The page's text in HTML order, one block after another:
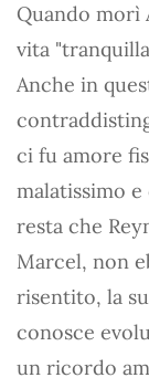
Quando morì
vita
Anche in
ci fu amore
malatissimo
resta che
Marcel, non
risentito, la
conosce
un ricordo